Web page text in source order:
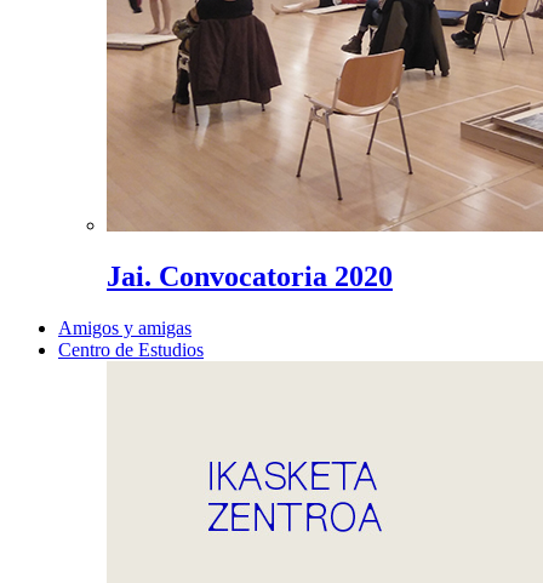
Jai. Convocatoria 2020
Amigos y amigas
Centro de Estudios